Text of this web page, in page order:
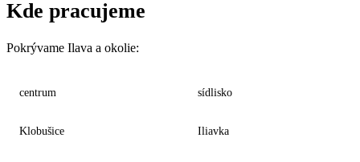
Kde pracujeme
Pokrývame Ilava a okolie:
centrum sídlisko
Klobušice Iliavka